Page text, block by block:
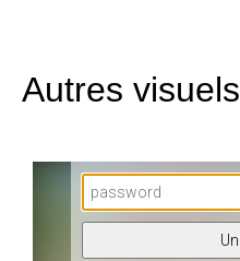
Autres visuels